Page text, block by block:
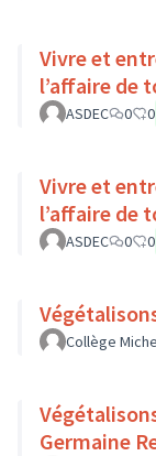
Vivre et
l’affaire de
ASDEC 0 0
Vivre et
l’affaire de
ASDEC 0 0
Collège
Germaine